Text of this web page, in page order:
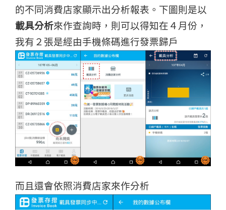
的不同消費店家顯示出分析報表。 下圖則是以
載具分析來作查詢時，則可以得知在４月份，
我有２張是經由手機條碼進行發票歸戶
而且還會依照消費店家來作分析